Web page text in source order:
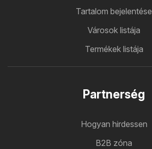
Tartalom bejelentése
Városok listája
Termékek listája
Partnerség
Hogyan hirdessen
B2B zóna